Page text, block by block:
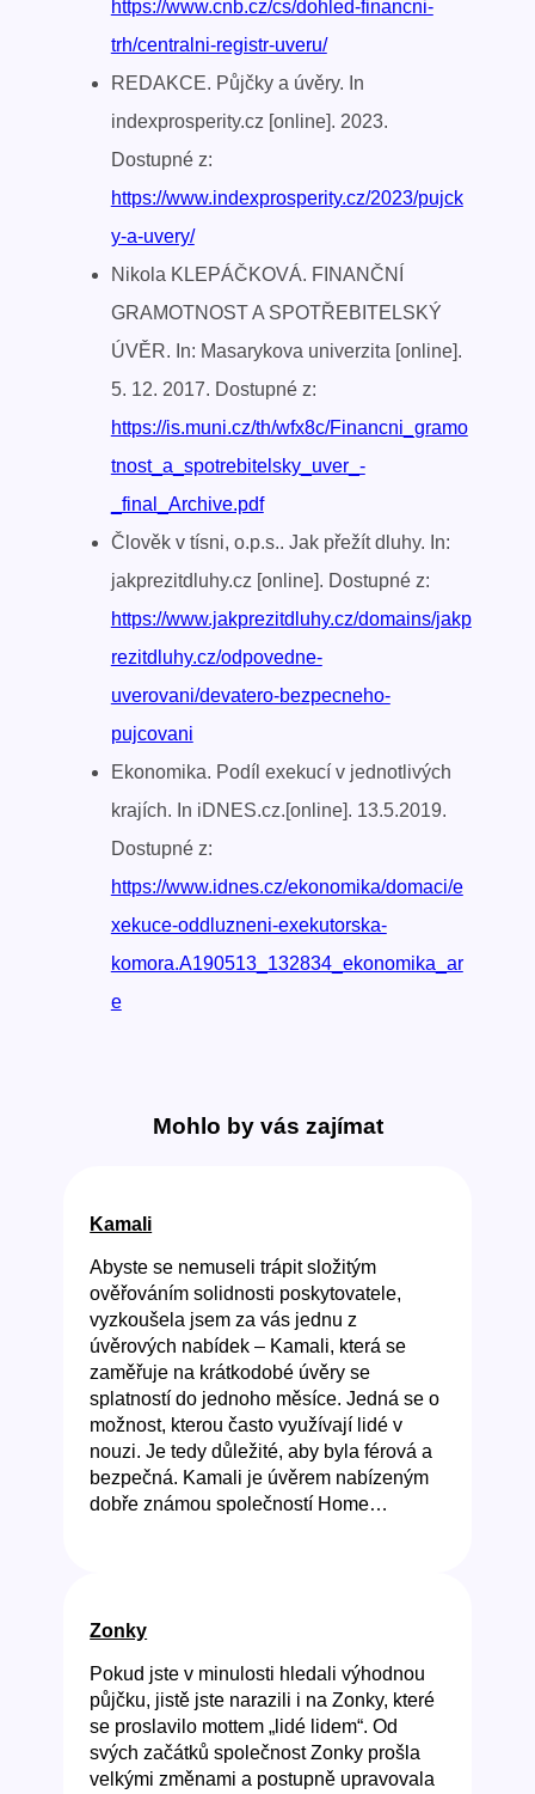
https://www.cnb.cz/cs/dohled-financni-
trh/centralni-registr-uveru/
REDAKCE. Půjčky a úvěry. In
indexprosperity.cz [online]. 2023.
Dostupné z:
https://www.indexprosperity.cz/2023/pujck
y-a-uvery/
Nikola KLEPÁČKOVÁ. FINANČNÍ
GRAMOTNOST A SPOTŘEBITELSKÝ
ÚVĚR. In: Masarykova univerzita [online].
5. 12. 2017. Dostupné z:
https://is.muni.cz/th/wfx8c/Financni_gramo
tnost_a_spotrebitelsky_uver_-
_final_Archive.pdf
Člověk v tísni, o.p.s.. Jak přežít dluhy. In:
jakprezitdluhy.cz [online]. Dostupné z:
https://www.jakprezitdluhy.cz/domains/jakp
rezitdluhy.cz/odpovedne-
uverovani/devatero-bezpecneho-
pujcovani
Ekonomika. Podíl exekucí v jednotlivých
krajích. In iDNES.cz.[online]. 13.5.2019.
Dostupné z:
https://www.idnes.cz/ekonomika/domaci/e
xekuce-oddluzneni-exekutorska-
komora.A190513_132834_ekonomika_ar
e
Mohlo by vás zajímat
Kamali
Abyste se nemuseli trápit složitým
ověřováním solidnosti poskytovatele,
vyzkoušela jsem za vás jednu z
úvěrových nabídek – Kamali, která se
zaměřuje na krátkodobé úvěry se
splatností do jednoho měsíce. Jedná se o
možnost, kterou často využívají lidé v
nouzi. Je tedy důležité, aby byla férová a
bezpečná. Kamali je úvěrem nabízeným
dobře známou společností Home…
Zonky
Pokud jste v minulosti hledali výhodnou
půjčku, jistě jste narazili i na Zonky, které
se proslavilo mottem „lidé lidem“. Od
svých začátků společnost Zonky prošla
velkými změnami a postupně upravovala